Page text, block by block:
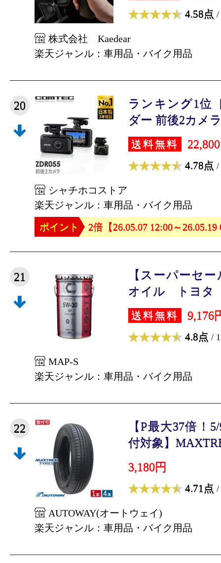
4.58点 /
株式会社 Kaedear
楽天ジャンル：車用品・バイク用品
20
ランキング1位
ダー 前後2カメ
送料無料
4.78点 /
シャチホコストア
楽天ジャンル：車用品・バイク用品
ポイント
2倍【26.05.07 12:00～26.05.19
21
【スーパーセ
オイル トヨタ
送料無料 9,176
4.8点 /
MAP-S
楽天ジャンル：車用品・バイク用品
22
【P最大37倍！
付対象】
3,180円
4.71点 /
AUTOWAY(オートウェイ)
楽天ジャンル：車用品・バイク用品